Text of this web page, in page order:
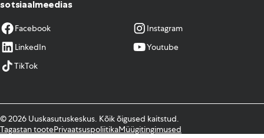
sotsiaalmeedias
Facebook
Instagram
LinkedIn
Youtube
TikTok
© 2026 Uuskasutuskeskus. Kõik õigused kaitstud.
Tagastan tootePrivaatsuspoliitikaMüügitingimused